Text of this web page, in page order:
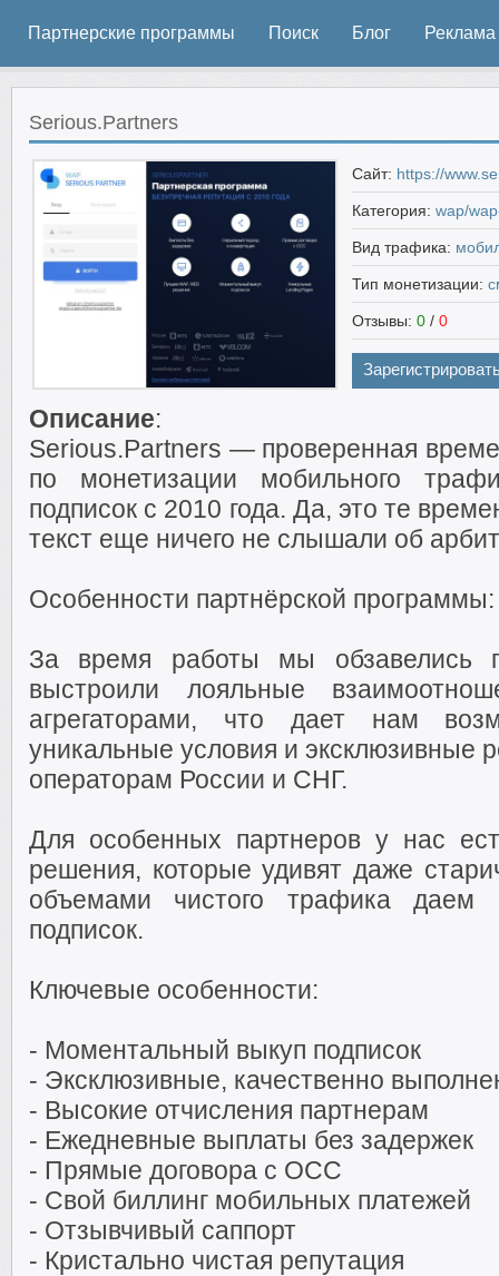
Партнерские программы Поиск Блог Реклама
Serious.Partners
Сайт: https://
Категория: wap/
Вид трафика:
Тип монетизации:
Отзывы: 0 / 0
Описание:
Serious.Partners — проверенная
по монетизации мобильного
подписок с 2010 года. Да, это те
текст еще ничего не слышали об
Особенности партнёрской программы:
За время работы мы обзавелись
выстроили лояльные
агрегаторами, что дает нам
уникальные условия и эксклюзивные
операторам России и СНГ.
Для особенных партнеров у нас
решения, которые удивят даже
объемами чистого трафика даем
подписок.
Ключевые особенности:
- Моментальный выкуп подписок
- Эксклюзивные, качественно
- Высокие отчисления партнерам
- Ежедневные выплаты без задержек
- Прямые договора с ОСС
- Свой биллинг мобильных платежей
- Отзывчивый саппорт
- Кристально чистая репутация